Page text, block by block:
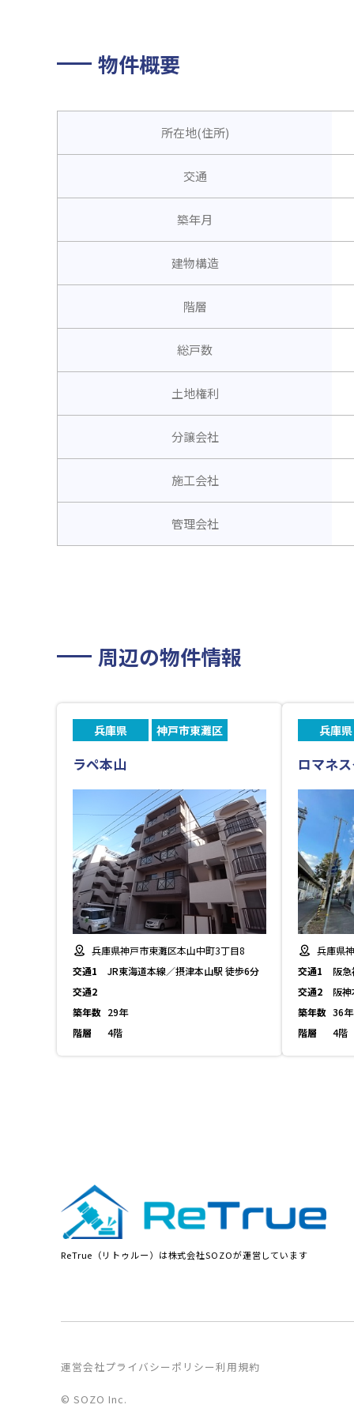
物件概要
所在地(住所)
交通
築年月
建物構造
階層
総戸数
土地権利
分譲会社
施工会社
管理会社
周辺の物件情報
兵庫県 神戸市東灘区
ラペ本山
兵庫県神戸市東灘区本山中町3丁目8
交通1
JR東海道本線／摂津本山駅 徒歩6分
交通2
築年数 29年
階層
4階
兵庫県
ロマネ
兵庫県
交通1
阪
交通2
阪
築年数 36年
階層
4階
ReTrue（リトゥルー）は株式会社SOZOが運営しています
運営会社プライバシーポリシー利用規約
© SOZO Inc.